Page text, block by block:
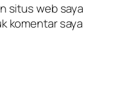
situs web saya
komentar saya